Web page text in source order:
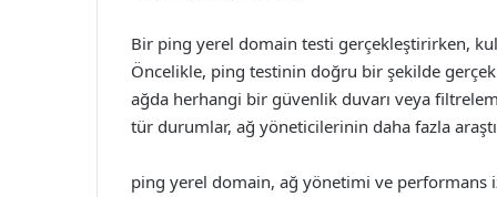
Bir ping yerel domain testi gerçekleştirirken,
Öncelikle, ping testinin doğru bir şekilde
ağda herhangi bir güvenlik duvarı veya
tür durumlar, ağ yöneticilerinin daha fazla
ping yerel domain, ağ yönetimi ve performans